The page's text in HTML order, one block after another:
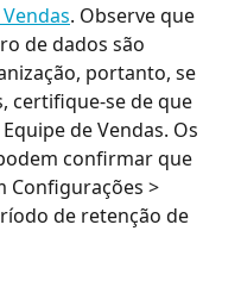
. Observe que
de dados são
portanto, se
certifique-se de que
de Vendas. Os
confirmar que
Configurações >
de retenção de